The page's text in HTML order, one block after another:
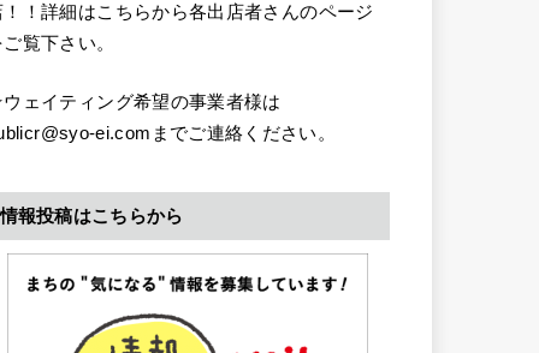
！！詳細はこちらから各出店者さんのページ
覧下さい。
ェイティング希望の事業者様は
ei.comまでご連絡ください。
情報投稿はこちらから